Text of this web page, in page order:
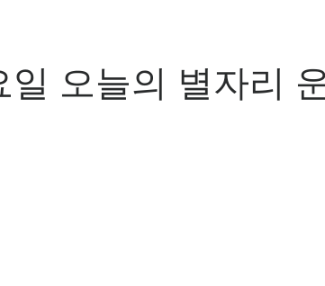
오늘의 별자리